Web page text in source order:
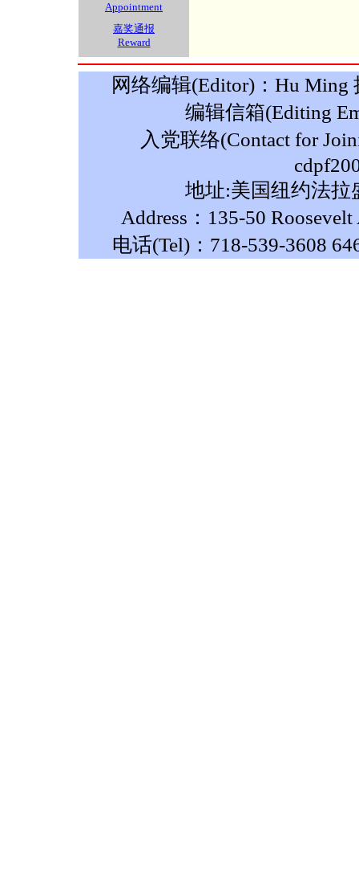
Appointment
嘉奖通报
Reward
网络编辑(Editor)：Hu Ming
编辑信箱(Editing
入党联络(Contact for
地址:美国纽约法拉
Address：135-50
电话(Tel)：718-539-3608